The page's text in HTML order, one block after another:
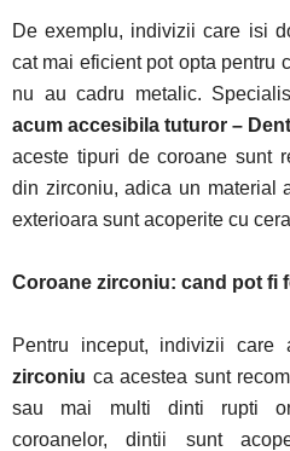
De exemplu, indivizii care isi
cat mai eficient pot opta pentru
nu au cadru metalic.
acum accesibila tuturor –
aceste tipuri de coroane sunt
din zirconiu, adica un material
exterioara sunt acoperite cu
Coroane zirconiu: cand pot fi
Pentru inceput, indivizii
zirconiu ca acestea sunt
sau mai multi dinti rupti
coroanelor, dintii sunt